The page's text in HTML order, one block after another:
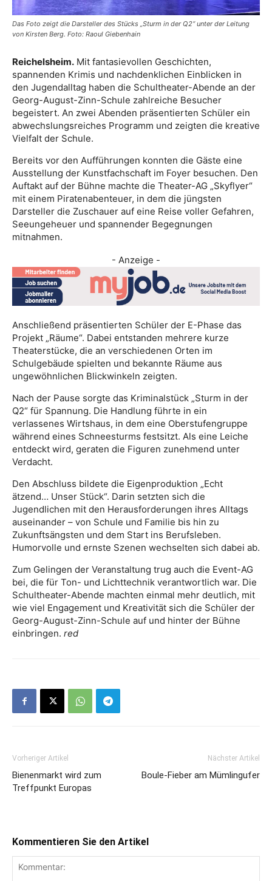
Das Foto zeigt die Darsteller des Stücks „Sturm in der Q2“ unter der Leitung
von Kirsten Berg. Foto: Raoul Giebenhain
Reichelsheim. Mit fantasievollen Geschichten,
spannenden Krimis und nachdenklichen Einblicken in
den Jugendalltag haben die Schultheater-Abende an der
Georg-August-Zinn-Schule zahlreiche Besucher
begeistert. An zwei Abenden präsentierten Schüler ein
abwechslungsreiches Programm und zeigten die kreative
Vielfalt der Schule.
Bereits vor den Aufführungen konnten die Gäste eine
Ausstellung der Kunstfachschaft im Foyer besuchen. Den
Auftakt auf der Bühne machte die Theater-AG „Skyflyer“
mit einem Piratenabenteuer, in dem die jüngsten
Darsteller die Zuschauer auf eine Reise voller Gefahren,
Seeungeheuer und spannender Begegnungen
mitnahmen.
- Anzeige -
Anschließend präsentierten Schüler der E-Phase das
Projekt „Räume“. Dabei entstanden mehrere kurze
Theaterstücke, die an verschiedenen Orten im
Schulgebäude spielten und bekannte Räume aus
ungewöhnlichen Blickwinkeln zeigten.
Nach der Pause sorgte das Kriminalstück „Sturm in der
Q2“ für Spannung. Die Handlung führte in ein
verlassenes Wirtshaus, in dem eine Oberstufengruppe
während eines Schneesturms festsitzt. Als eine Leiche
entdeckt wird, geraten die Figuren zunehmend unter
Verdacht.
Den Abschluss bildete die Eigenproduktion „Echt
ätzend… Unser Stück“. Darin setzten sich die
Jugendlichen mit den Herausforderungen ihres Alltags
auseinander – von Schule und Familie bis hin zu
Zukunftsängsten und dem Start ins Berufsleben.
Humorvolle und ernste Szenen wechselten sich dabei ab.
Zum Gelingen der Veranstaltung trug auch die Event-AG
bei, die für Ton- und Lichttechnik verantwortlich war. Die
Schultheater-Abende machten einmal mehr deutlich, mit
wie viel Engagement und Kreativität sich die Schüler der
Georg-August-Zinn-Schule auf und hinter der Bühne
einbringen. red
Vorheriger Artikel
Bienenmarkt wird zum
Treffpunkt Europas
Nächster Artikel
Boule-Fieber am Mümlingufer
Kommentieren Sie den Artikel